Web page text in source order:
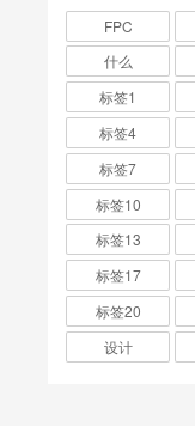
FPC
什么
标签1
标签4
标签7
标签10
标签13
标签17
标签20
设计